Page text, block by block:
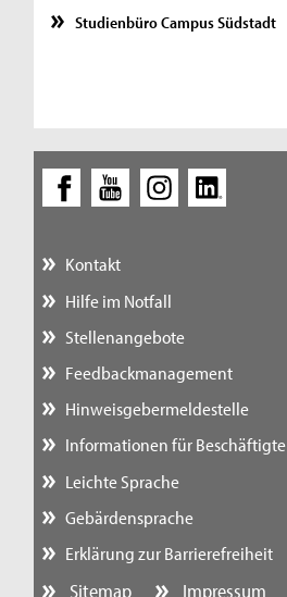
Studienbüro Campus Südstadt
Kontakt
Hilfe im Notfall
Stellenangebote
Feedbackmanagement
Hinweisgebermeldestelle
Informationen für Beschäftigte
Leichte Sprache
Gebärdensprache
Erklärung zur Barrierefreiheit
Sitemap Impressum